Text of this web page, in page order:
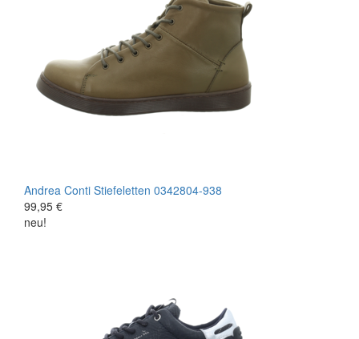
Andrea Conti Stiefeletten 0342804-938
99,95 €
neu!